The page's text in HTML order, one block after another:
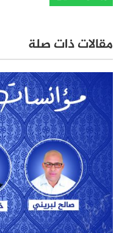
مقالات ذات صلة